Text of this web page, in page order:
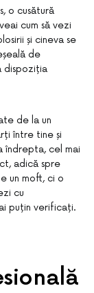
o cusătură
cum să vezi
și cineva se
de
dispoziția
de la un
între tine și
îndrepta, cel mai
adică spre
un moft, ci o
cu
puțin verificați.